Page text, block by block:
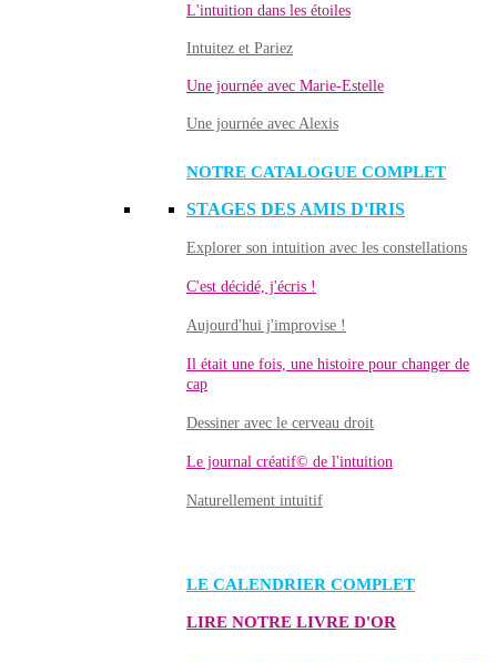
L'intuition dans les étoiles
Intuitez et Pariez
Une journée avec Marie-Estelle
Une journée avec Alexis
NOTRE CATALOGUE COMPLET
STAGES DES AMIS D'IRIS
Explorer son intuition avec les constellations
C'est décidé, j'écris !
Aujourd'hui j'improvise !
Il était une fois, une histoire pour changer de
cap
Dessiner avec le cerveau droit
Le journal créatif© de l'intuition
Naturellement intuitif
LE CALENDRIER COMPLET
LIRE NOTRE LIVRE D'OR